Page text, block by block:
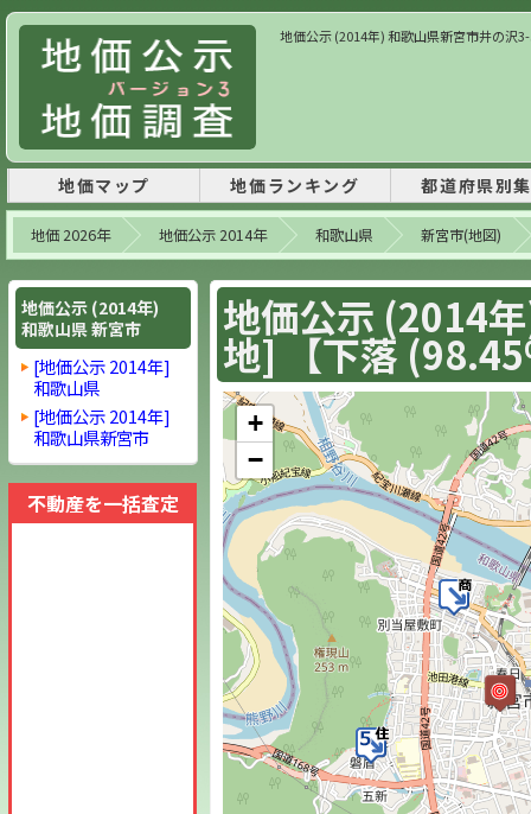
地価公示 (2014年) 和歌山県新宮市井の沢
地価マップ 地価ランキング 都道府県別
地価 2026年 地価公示 2014年 和歌山県 新宮市(地図)
地価公示 (2014
地] 【下落
+
−
地価公示 (2014年)
和歌山県 新宮市
[地価公示 2014年]
和歌山県
[地価公示 2014年]
和歌山県新宮市
不動産を一括査定